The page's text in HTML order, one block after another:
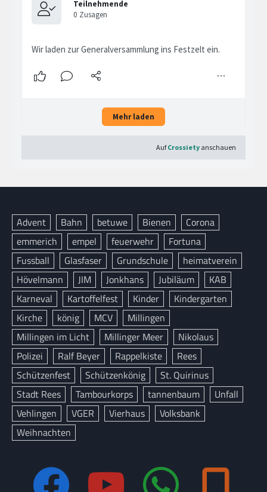
Advent Bahn betuwe Bienen
Corona
emmerich
empel feuerwehr
Fortuna
Fussball
Glasfaser Grundschule
heimatverein
Hövelmann
JIM Jonkhans Jubiläum
KAB
Karneval
Kartoffelfest Kinder
Kindergarten
Kirche
könig MCV
Millingen
Millingen im Licht
Millinger Meer
Nikolaus
Polizei
Ralf Beyer Rappelkiste
Rees
Schützenfest
Schützenkönig
St. Quirinus
Stadt Rees
Tambourkorps tannenbaum
Unfall
Vehlingen
VGER Vierhaus
Volksbank
Weihnachten